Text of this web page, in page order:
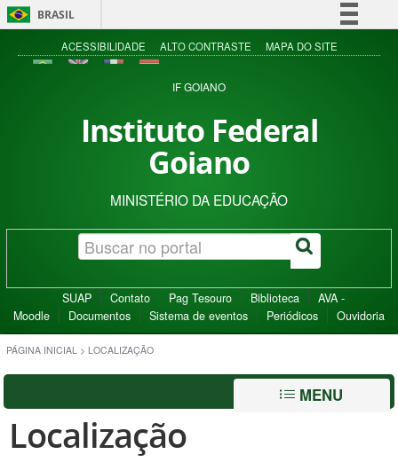
BRASIL
Simplifique!
Acesso à informação
ACESSIBILIDADE ALTO CONTRASTE MAPA DO SITE
IF GOIANO
Instituto Federal
Goiano
MINISTÉRIO DA EDUCAÇÃO
SUAP Contato Pag Tesouro Biblioteca
AVA -
Moodle
Documentos Sistema de eventos Periódicos Ouvidoria
PÁGINA INICIAL > LOCALIZAÇÃO
MENU
Localização